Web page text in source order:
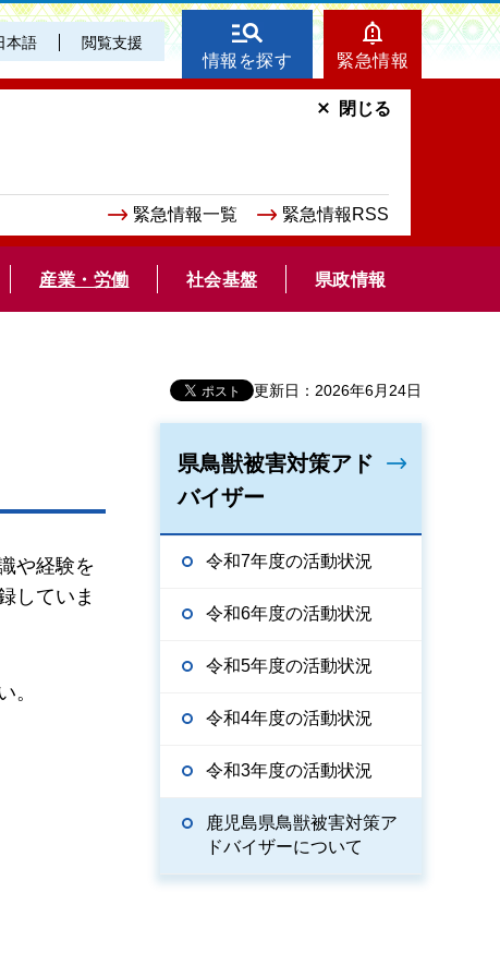
本語 閲覧支援
情報を探す 緊急情報
緊急情報一覧 緊急情報RSS
閉じる
産業・労働 社会基盤 県政情報
更新日：2026年6月24日
や経験を
していま
。
県鳥獣被害対策アド
バイザー
令和7年度の活動状況
令和6年度の活動状況
令和5年度の活動状況
令和4年度の活動状況
令和3年度の活動状況
鹿児島県鳥獣被害対策ア
ドバイザーについて